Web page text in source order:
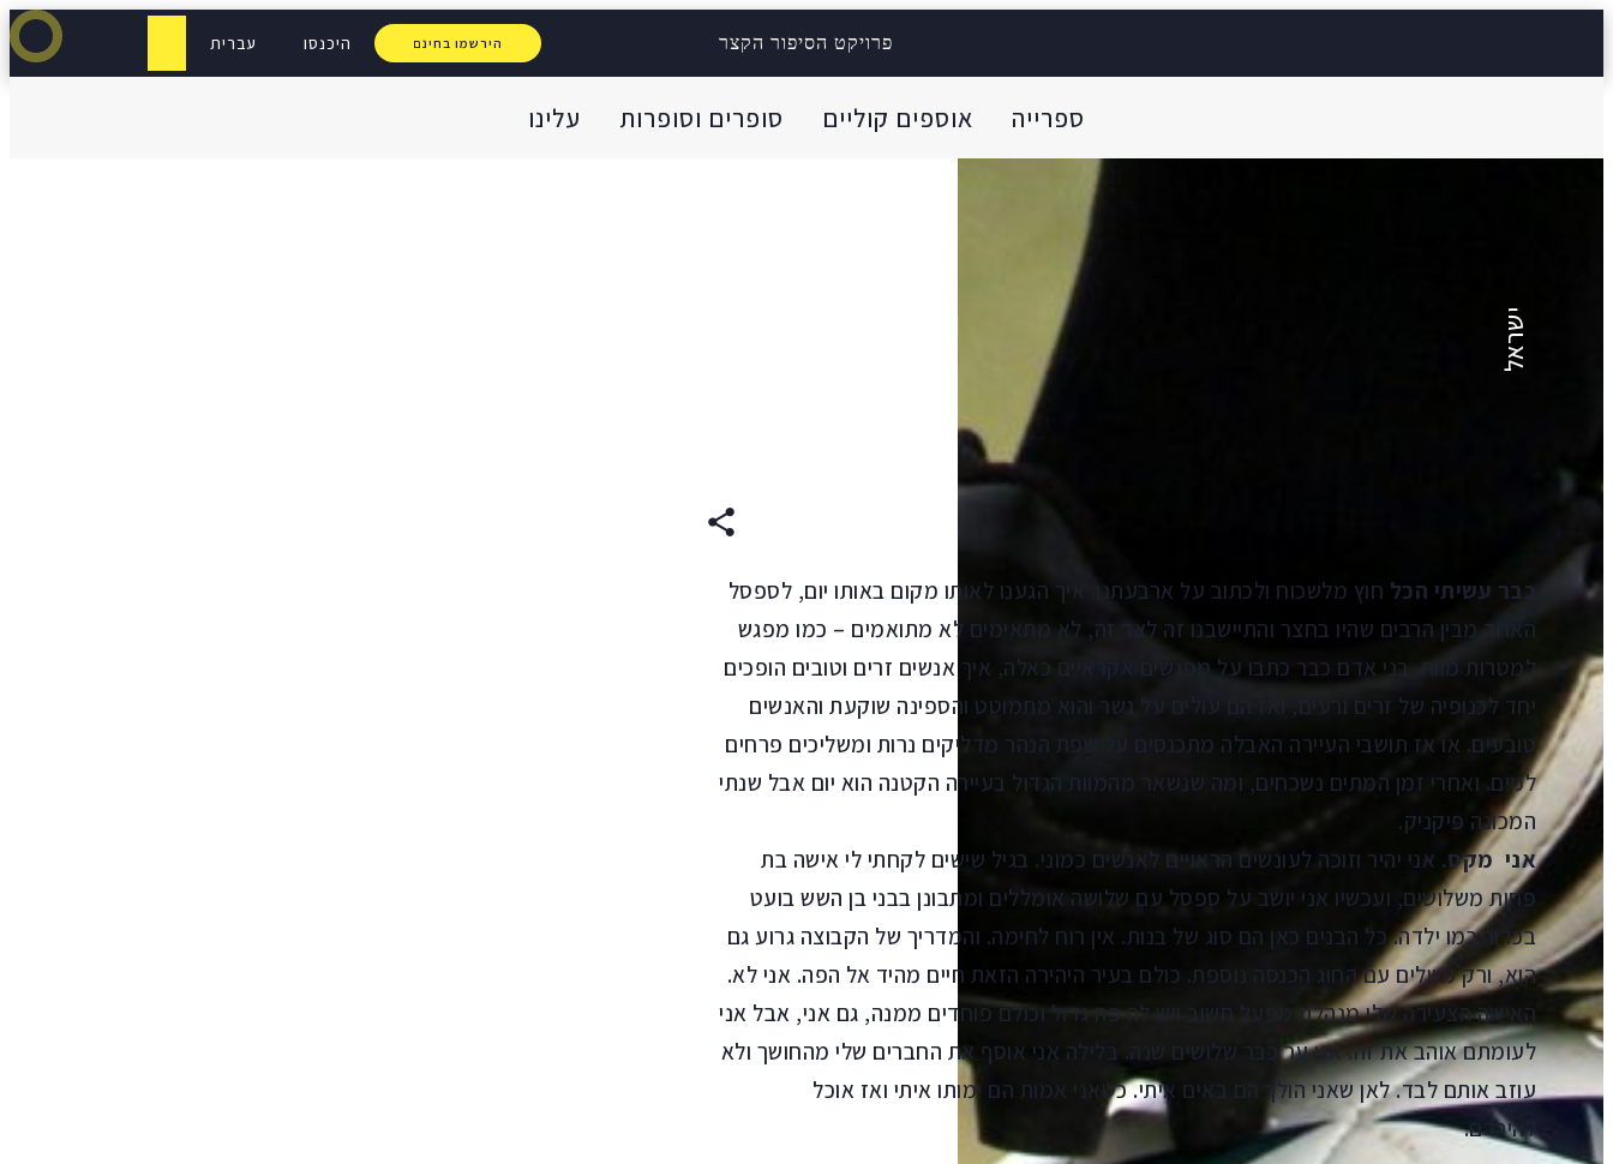
פרויקט הסיפור הקצר הירשמו בחינם היכנסו עברית
ספרייה אוספים קוליים סופרים וסופרות עלינו
ישראל אותו סיפור כל שבוע
כבר עשיתי הכל חוץ מלשכוח ולכתוב על ארבעתנו. איך הגענו לאותו מקום באותו יום, לספסל
האחד מבין הרבים שהיו בחצר והתיישבנו זה לצד זה, לא מתאימים לא מתואמים – כמו מפגש
למטרות מוות. בני אדם כבר כתבו על מפגשים אקראיים כאלה, איך אנשים זרים וטובים הופכים
יחד לכנופיה של זרים ורעים, ואז הם עולים על גשר והוא מתמוטט והספינה שוקעת והאנשים
טובעים. או אז תושבי העיירה האבלה מתכנסים על שפת הנהר מדליקים נרות ומשליכים פרחים
למים. ואחרי זמן המתים נשכחים, ומה שנשאר מהמוות הגדול בעיירה הקטנה הוא יום אבל שנתי
המכונה פיקניק.
אני מקס. אני יהיר וזוכה לעונשים הראויים לאנשים כמוני. בגיל שישים לקחתי לי אישה בת
פחות משלושים, ועכשיו אני יושב על ספסל עם שלושה אומללים ומתבונן בבני בן השש בועט
בכדור כמו ילדה. כל הבנים כאן הם סוג של בנות. אין רוח לחימה. והמדריך של הקבוצה גרוע גם
הוא, ורק משלים עם החוג הכנסה נוספת. כולם בעיר היהירה הזאת חיים מהיד אל הפה. אני לא.
האישה הצעירה שלי מנהלת מפעל חשוב ויש לה פה גדול וכולם פוחדים ממנה, גם אני, אבל אני
לעומתם אוהב את זה. אני ער כבר שלושים שנה. בלילה אני אוסף את החברים שלי מהחושך ולא
עוזב אותם לבד. לאן שאני הולך הם באים איתי. כשאני אמות הם ימותו איתי ואז אוכל
להירדם.